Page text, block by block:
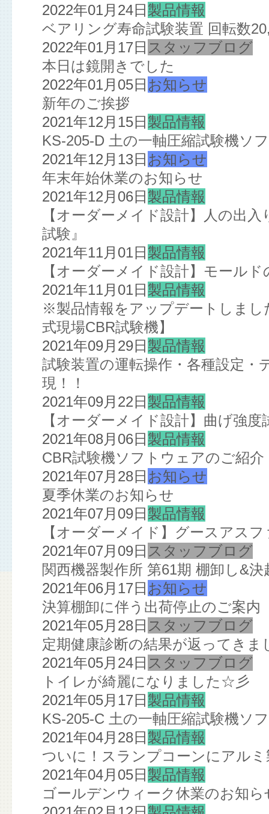
2022年01月24日 製品情報
ベアリング寿命試験装置 回転数
2022年01月17日 スタッフブログ
本日は鏡開きでした
2022年01月05日 お知らせ
新年のご挨拶
2021年12月15日 製品情報
KS-205-D 土の一軸圧縮試験機ソ
2021年12月13日 お知らせ
年末年始休業のお知らせ
2021年12月06日 製品情報
【オーダーメイド設計】人の出
試験』
2021年11月01日 製品情報
【オーダーメイド設計】モール
2021年11月01日 製品情報
※製品情報をアップデートしま
式現場CBR試験機】
2021年09月29日 製品情報
試験装置の運転操作・各種設定
現！！
2021年09月22日 製品情報
【オーダーメイド設計】曲げ強
2021年08月06日 製品情報
CBR試験機ソフトウェアのご紹介
2021年07月28日 お知らせ
夏季休業のお知らせ
2021年07月09日 製品情報
【オーダーメイド】グースアス
2021年07月09日 スタッフブログ
関西機器製作所 第61期 棚卸し&決
2021年06月17日 お知らせ
決算棚卸に伴う出荷停止のご案内
2021年05月28日 スタッフブログ
定期健康診断の結果が返ってきま
2021年05月24日 スタッフブログ
トイレが綺麗になりました☆彡
2021年05月17日 製品情報
KS-205-C 土の一軸圧縮試験機ソ
2021年04月28日 製品情報
ついに！スランプコーンにアル
2021年04月05日 製品情報
ゴールデンウィーク休業のお知ら